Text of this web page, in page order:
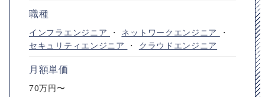
職種
インフラエンジニア ・ ネットワークエンジニア
・
セキュリティエンジニア ・ クラウドエンジニア
月額単価
70万円〜